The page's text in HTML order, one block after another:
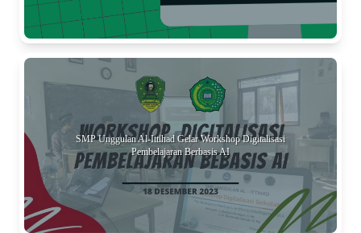
SMP Unggulan Al-Ittihad Gelar Workshop Digitalisasi
Pembelajaran Berbasis AI